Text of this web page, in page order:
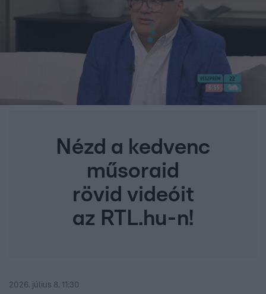
Nézd a kedvenc
műsoraid
rövid videóit
az RTL.hu-n!
2026. július 8. 11:30